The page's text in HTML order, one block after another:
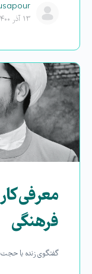
۱۳ آذر ۱۴۰۰
معرفی
فرهنگی
گفتگوی زنده با حجت